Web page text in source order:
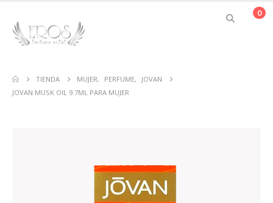
0
TIENDA MUJER, PERFUME,
JOVAN
JOVAN MUSK OIL 9.7ML PARA MUJER